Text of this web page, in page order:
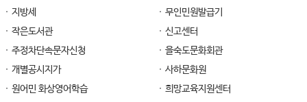
지방세
무인민원발급기
작은도서관
신고센터
주정차단속문자신청
을숙도문화회관
개별공시지가
사하문화원
원어민 화상영어학습
희망교육지원센터